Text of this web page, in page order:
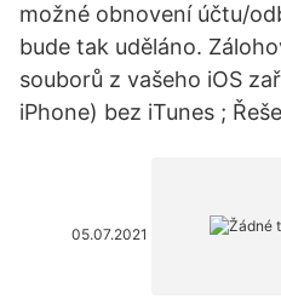
možné obnovení účtu/
bude tak uděláno.
souborů z vašeho iOS
iPhone) bez iTunes ;
05.07.2021